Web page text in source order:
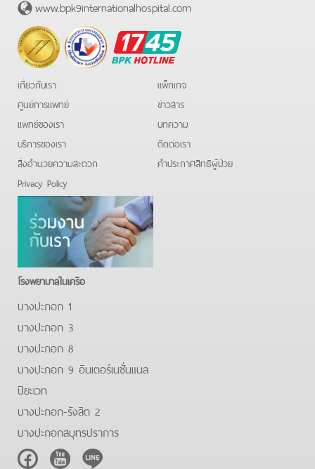
www.bpk9internationalhospital.com
BPK
Hotline
เกี่ยวกับเรา
ศูนย์การแพทย์
แพทย์ของเรา
บริการของเรา
สิ่งอำนวยความสะดวก
Privacy Policy
แพ็กเกจ
ข่าวสาร
บทความ
ติดต่อเรา
คําประกาศสิทธิผู้ป่วย
โรงพยาบาลในเครือ
บางปะกอก 1
บางปะกอก 3
บางปะกอก 8
บางปะกอก 9 อินเตอร์เนชั่นแนล
ปิยะเวท
บางปะกอก-รังสิต 2
บางปะกอกสมุทรปราการ
FacebookYoutubeLine